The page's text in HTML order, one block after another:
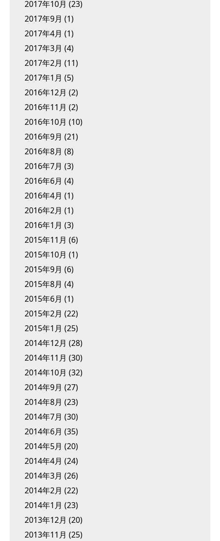
2017年10月 (23)
2017年9月 (1)
2017年4月 (1)
2017年3月 (4)
2017年2月 (11)
2017年1月 (5)
2016年12月 (2)
2016年11月 (2)
2016年10月 (10)
2016年9月 (21)
2016年8月 (8)
2016年7月 (3)
2016年6月 (4)
2016年4月 (1)
2016年2月 (1)
2016年1月 (3)
2015年11月 (6)
2015年10月 (1)
2015年9月 (6)
2015年8月 (4)
2015年6月 (1)
2015年2月 (22)
2015年1月 (25)
2014年12月 (28)
2014年11月 (30)
2014年10月 (32)
2014年9月 (27)
2014年8月 (23)
2014年7月 (30)
2014年6月 (35)
2014年5月 (20)
2014年4月 (24)
2014年3月 (26)
2014年2月 (22)
2014年1月 (23)
2013年12月 (20)
2013年11月 (25)